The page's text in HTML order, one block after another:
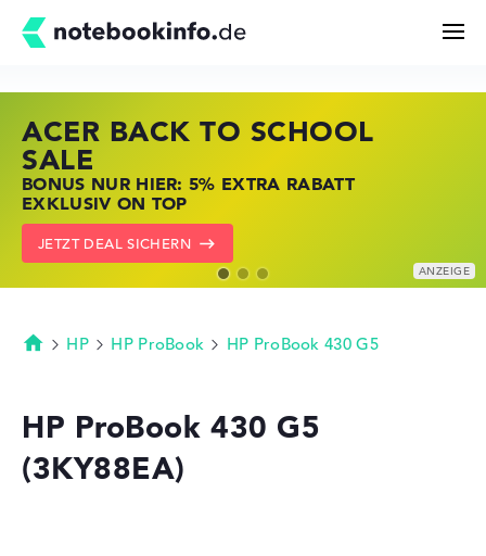
Kaufberatung
Technik & Wissen
Deals
ACER BACK TO SCHOOL
SALE
BONUS NUR HIER: 5% EXTRA RABATT
EXKLUSIV ON TOP
JETZT DEAL SICHERN
HP STORE SSV DEALS
JETZT ZUGREIFEN: NOTEBOOKS BEI HP
KRÄFTIG REDUZIERT
ZU DEN HP ANGEBOTEN
LENOVO LAPTOP DEALS
NOTEBOOKS BEI LENOVO JETZT
KRÄFTIG REDUZIERT
LENOVO DEALS ZEIGEN
Startseite
HP HP ProBook HP ProBook 430 G5
HP ProBook 430 G5
(3KY88EA)